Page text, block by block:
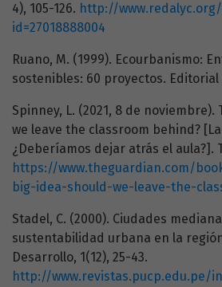
4), 105-126. http://
id=27018888004
Ruano, M. (1999). Ecourbanismo:
sostenibles: 60 proyectos. Editorial
Spinney, L. (2021, 8 de noviembre).
we leave the classroom behind?
¿Deberíamos dejar atrás el aula?].
https://www.theguardian.com/
big-idea-should-we-leave-the-
Stadel, C. (2000). Ciudades
sustentabilidad urbana en la
Desarrollo, 1(12), 25-43.
http://www.revistas.pucp.edu.pe/index.php/